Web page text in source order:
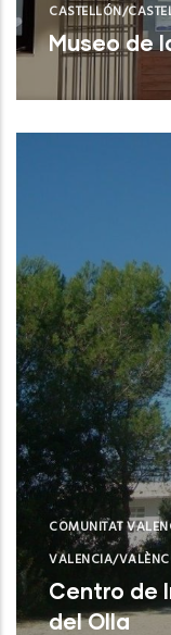
CASTELLÓN/
Museo de
Peñíscola
COMUNITAT
VALENCIA/
Centro de
del Olla